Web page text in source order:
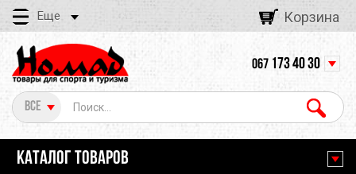
Еще Корзина
Все
067 173 40 30
КАТАЛОГ ТОВАРОВ